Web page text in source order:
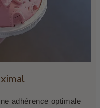
adhérence optimale